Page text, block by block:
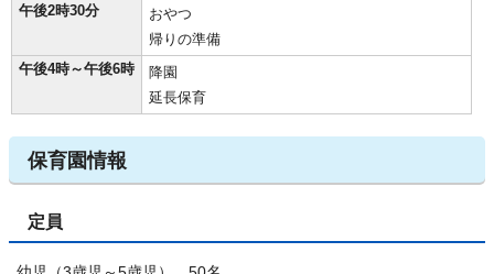
午後2時30分
おやつ
帰りの準備
午後4時～午後6時
降園
延長保育
保育園情報
定員